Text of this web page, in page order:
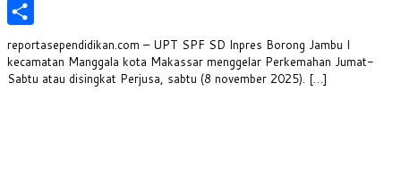
PrintFriendly
Share
reportasependidikan.com – UPT SPF SD Inpres Borong Jambu I
kecamatan Manggala kota Makassar menggelar Perkemahan Jumat-
Sabtu atau disingkat Perjusa, sabtu (8 november 2025). […]